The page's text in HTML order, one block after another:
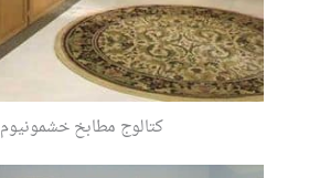
كتالوج مطابخ خشمونيوم 2026